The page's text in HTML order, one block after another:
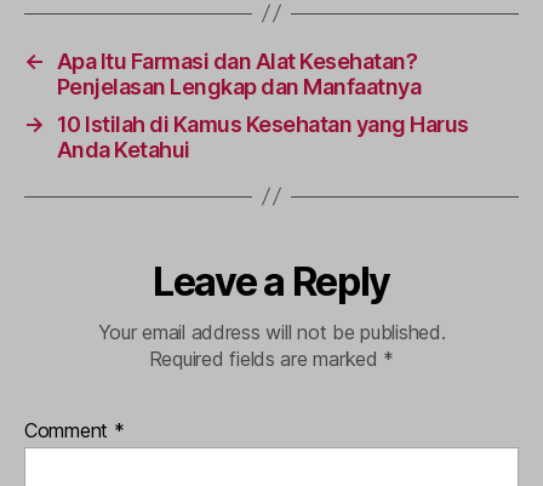
←
Apa Itu Farmasi dan Alat Kesehatan?
Penjelasan Lengkap dan Manfaatnya
→
10 Istilah di Kamus Kesehatan yang Harus
Anda Ketahui
Leave a Reply
Your email address will not be published.
Required fields are marked *
Comment *